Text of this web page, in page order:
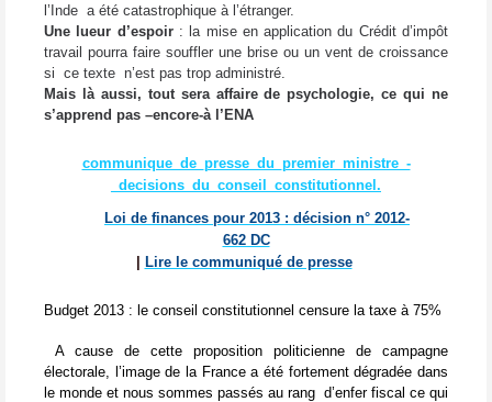
l’Inde a été catastrophique à l’étranger.
Une lueur d’espoir: la mise en application du Crédit d’impôt
travail pourra faire souffler une brise ou un vent de croissance
si ce texte n’est pas trop administré.
Mais là aussi, tout sera affaire de psychologie, ce qui ne
s’apprend pas –encore-à l’ENA
communique_de_presse_du_premier_ministre_-
_decisions_du_conseil_constitutionnel.
Loi de finances pour 2013 : décision n° 2012-
662 DC
Lire le communiqué de presse
Budget 2013 : le conseil constitutionnel censure la taxe à 75%
A cause de cette proposition politicienne de campagne
électorale, l’image de la France a été fortement dégradée dans
le monde et nous sommes passés au rang d’enfer fiscal ce qui